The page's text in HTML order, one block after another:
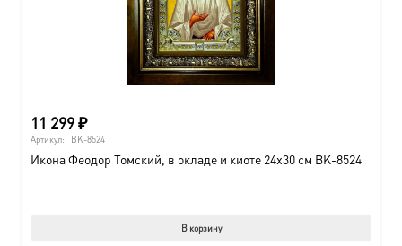
11 299₽
Артикул: BK-8524
Икона Феодор Томский, в окладе и киоте 24х30 см BK-8524
В корзину